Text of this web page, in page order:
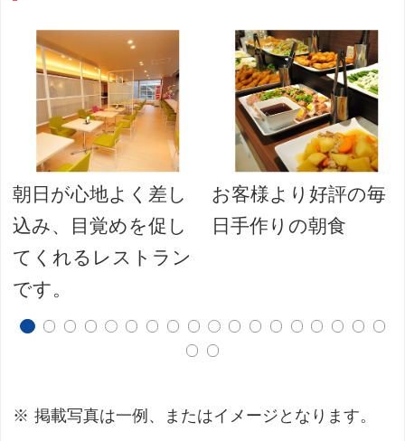
朝日が心地よく差し
込み、目覚めを促し
てくれるレストラン
です。
お客様より好評の毎
日手作りの朝食
掲載写真は一例、またはイメージとなります。